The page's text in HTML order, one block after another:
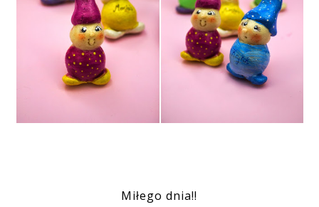
Miłego dnia!!